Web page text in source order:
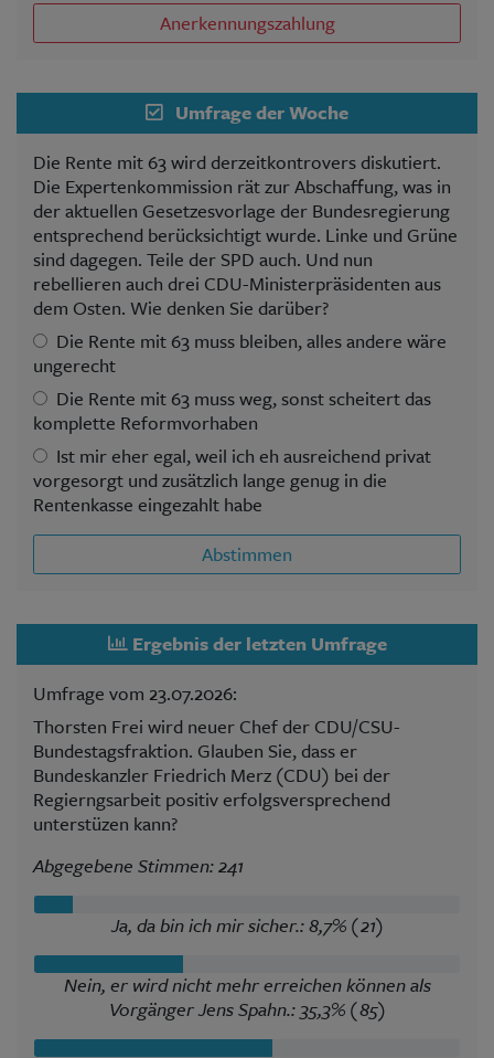
Anerkennungszahlung
Umfrage der Woche
Die Rente mit 63 wird derzeitkontrovers diskutiert.
Die Expertenkommission rät zur Abschaffung, was in
der aktuellen Gesetzesvorlage der Bundesregierung
entsprechend berücksichtigt wurde. Linke und Grüne
sind dagegen. Teile der SPD auch. Und nun
rebellieren auch drei CDU-Ministerpräsidenten aus
dem Osten. Wie denken Sie darüber?
Die Rente mit 63 muss bleiben, alles andere wäre
ungerecht
Die Rente mit 63 muss weg, sonst scheitert das
komplette Reformvorhaben
Ist mir eher egal, weil ich eh ausreichend privat
vorgesorgt und zusätzlich lange genug in die
Rentenkasse eingezahlt habe
Abstimmen
Ergebnis der letzten Umfrage
Umfrage vom 23.07.2026:
Thorsten Frei wird neuer Chef der CDU/CSU-
Bundestagsfraktion. Glauben Sie, dass er
Bundeskanzler Friedrich Merz (CDU) bei der
Regierngsarbeit positiv erfolgsversprechend
unterstüzen kann?
Abgegebene Stimmen: 241
Ja, da bin ich mir sicher.: 8,7% (21)
Nein, er wird nicht mehr erreichen können als
Vorgänger Jens Spahn.: 35,3% (85)